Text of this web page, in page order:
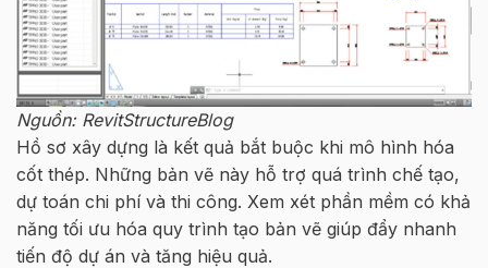
Nguồn: RevitStructureBlog
Hồ sơ xây dựng là kết quả bắt buộc khi mô hình hóa
cốt thép. Những bản vẽ này hỗ trợ quá trình chế tạo,
dự toán chi phí và thi công. Xem xét phần mềm có khả
năng tối ưu hóa quy trình tạo bản vẽ giúp đẩy nhanh
tiến độ dự án và tăng hiệu quả.